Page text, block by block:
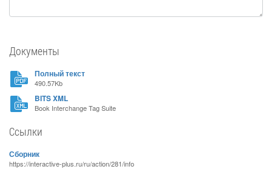
Документы
Полный текст
490.57Kb
BITS XML
Book Interchange Tag Suite
Ссылки
Сборник
https://interactive-plus.ru/ru/action/281/info